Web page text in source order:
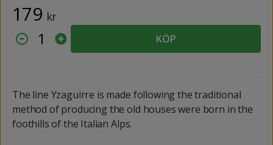
179 kr
1 KÖP
The line Yzaguirre is made following the traditional
method of producing the old houses were born in the
foothills of the Italian Alps.